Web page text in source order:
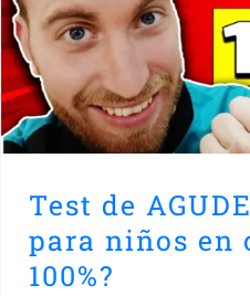
Test de
para niños en
100%?